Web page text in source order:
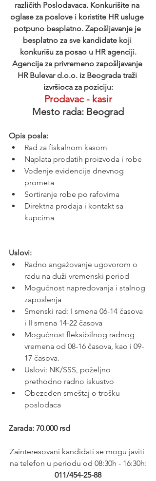
različith Poslodavaca. Konkurišite na
oglase za poslove i koristite HR usluge
potpuno besplatno. Zapošljavanje je
besplatno za sve kandidate koji
konkurišu za posao u HR agenciji.
Agencija za privremeno zapošljavanje
HR Bulevar d.o.o. iz Beograda traži
izvršioca za poziciju:
Prodavac - kasir
Mesto rada: Beograd
Opis posla:
Rad za fiskalnom kasom
Naplata prodatih proizvoda i robe
Vođenje evidencije dnevnog
prometa
Sortiranje robe po rafovima
Direktna prodaja i kontakt sa
kupcima
Uslovi:
Radno angažovanje ugovorom o
radu na duži vremenski period
Mogućnost napredovanja i stalnog
zaposlenja
Smenski rad: I smena 06-14 časova
i II smena 14-22 časova
Mogućnost fleksibilnog radnog
vremena od 08-16 časova, kao i 09-
17 časova.
Uslovi: NK/SSS, poželjno
prethodno radno iskustvo
Obezeđen smeštaj o trošku
poslodaca
Zarada: 70.000 rsd
Zainteresovani kandidati se mogu javiti
na telefon u periodu od 08:30h - 16:30h:
011/454-25-88